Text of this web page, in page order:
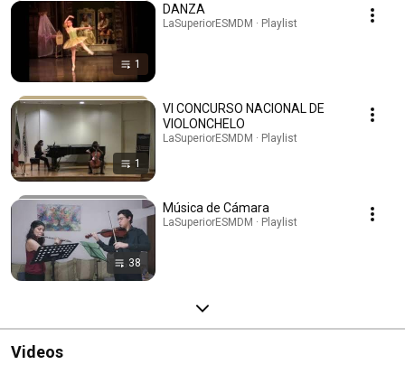
1
DANZA
LaSuperiorESMDM · Playlist
1
VI CONCURSO NACIONAL DE
VIOLONCHELO
LaSuperiorESMDM · Playlist
38
Música de Cámara
LaSuperiorESMDM · Playlist
Videos